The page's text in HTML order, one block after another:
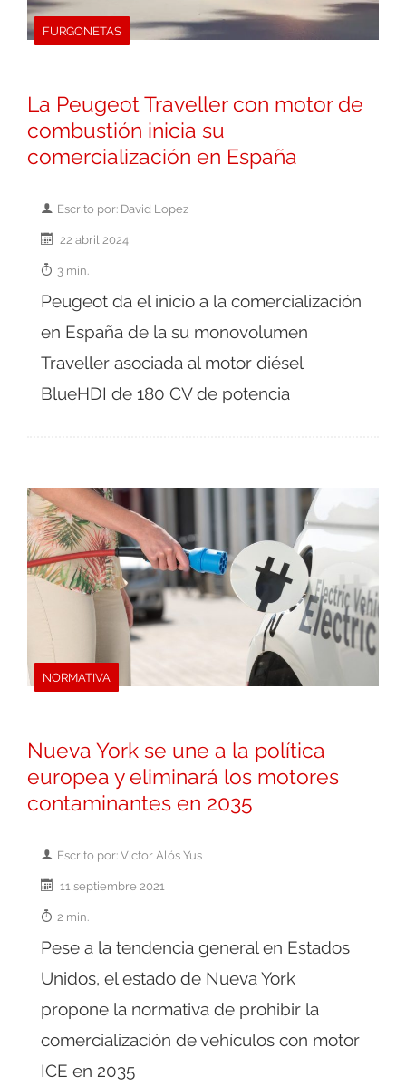
FURGONETAS
La Peugeot Traveller con motor de
combustión inicia su
comercialización en España
Escrito por: David Lopez
22 abril 2024
3 min.
Peugeot da el inicio a la comercialización
en España de la su monovolumen
Traveller asociada al motor diésel
BlueHDI de 180 CV de potencia
NORMATIVA
Nueva York se une a la política
europea y eliminará los motores
contaminantes en 2035
Escrito por: Victor Alós Yus
11 septiembre 2021
2 min.
Pese a la tendencia general en Estados
Unidos, el estado de Nueva York
propone la normativa de prohibir la
comercialización de vehículos con motor
ICE en 2035